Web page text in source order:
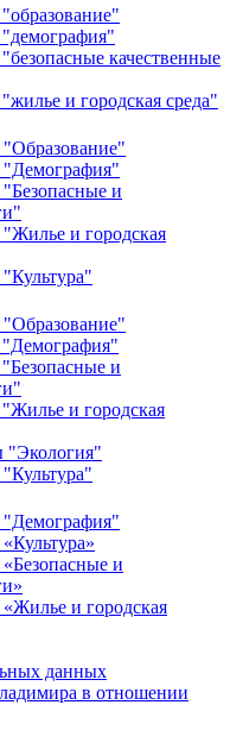
"демография"
качественные
и городская среда"
"Образование"
"Демография"
"Безопасные и
"Жилье и городская
"Образование"
"Демография"
и
"Жилье и городская
"Экология"
"Демография"
и
и городская
данных
в отношении